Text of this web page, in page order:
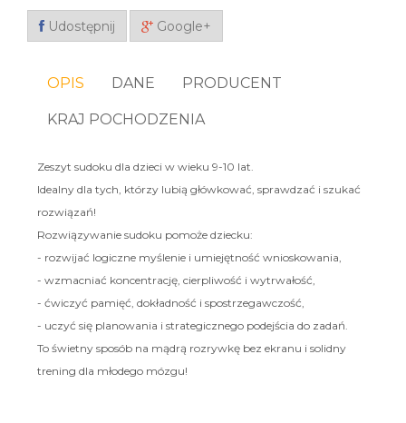
Udostępnij Google+
OPIS DANE PRODUCENT
KRAJ POCHODZENIA
Zeszyt sudoku dla dzieci w wieku 9-10 lat.
Idealny dla tych, którzy lubią główkować, sprawdzać i szukać
rozwiązań!
Rozwiązywanie sudoku pomoże dziecku:
- rozwijać logiczne myślenie i umiejętność wnioskowania,
- wzmacniać koncentrację, cierpliwość i wytrwałość,
- ćwiczyć pamięć, dokładność i spostrzegawczość,
- uczyć się planowania i strategicznego podejścia do zadań.
To świetny sposób na mądrą rozrywkę bez ekranu i solidny
trening dla młodego mózgu!